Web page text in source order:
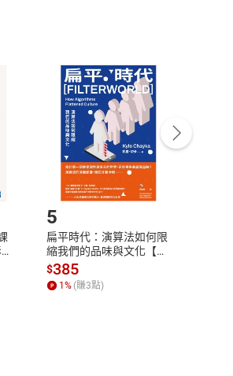
一年365天的不同階段、遇到
摩、藥膳食療、簡單瑜伽等居
，提供化繁為簡、多元實用的
想的韌性以穩定心理情緒，更
內容，消費者同意若訂購後
「申請取消訂單/退
完成訂單
Complete
書
5
扁平時代：演算法如何限
縮我們的品味與文化【電
子書】
$385
1% (賺3點)